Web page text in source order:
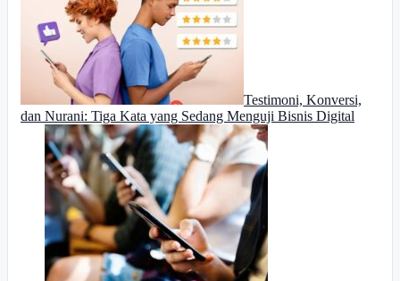
Testimoni, Konversi,
dan Nurani: Tiga Kata yang Sedang Menguji Bisnis Digital